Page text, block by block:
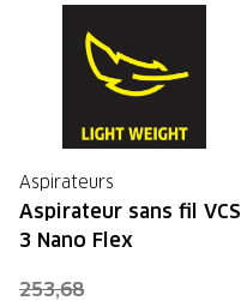
Aspirateurs
Aspirateur sans fil VCS
3 Nano Flex
253,68